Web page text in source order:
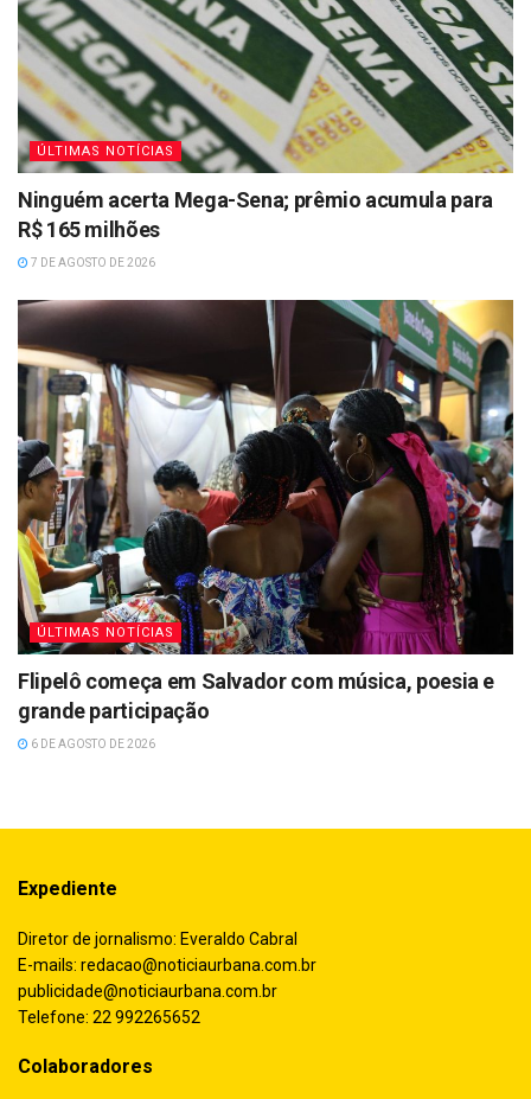
ÚLTIMAS NOTÍCIAS
Ninguém acerta Mega-Sena; prêmio acumula para
R$ 165 milhões
7 DE AGOSTO DE 2026
ÚLTIMAS NOTÍCIAS
Flipelô começa em Salvador com música, poesia e
grande participação
6 DE AGOSTO DE 2026
Expediente
Diretor de jornalismo: Everaldo Cabral
E-mails: redacao@noticiaurbana.com.br
publicidade@noticiaurbana.com.br
Telefone: 22 992265652
Colaboradores